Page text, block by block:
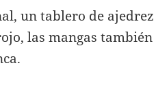
un tablero de
las mangas